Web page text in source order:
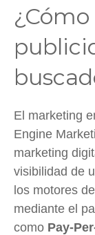
El marketing
Engine
marketing
visibilidad de
los motores
mediante el
como Pay-